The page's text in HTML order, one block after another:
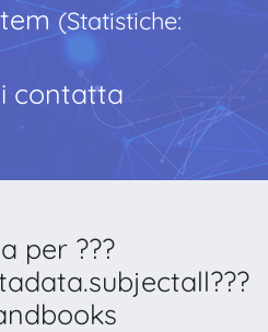
(Statistiche:
contatta
per ???